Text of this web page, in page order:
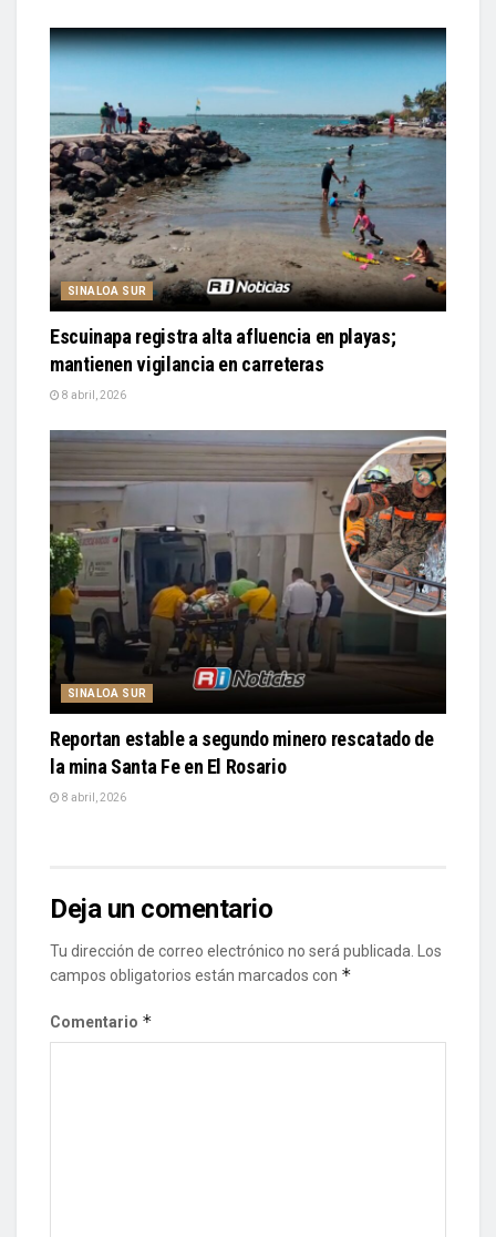
SINALOA SUR
Escuinapa registra alta afluencia en playas;
mantienen vigilancia en carreteras
8 abril, 2026
SINALOA SUR
Reportan estable a segundo minero rescatado de
la mina Santa Fe en El Rosario
8 abril, 2026
Deja un comentario
Tu dirección de correo electrónico no será publicada.
Los
campos obligatorios están marcados con *
Comentario *